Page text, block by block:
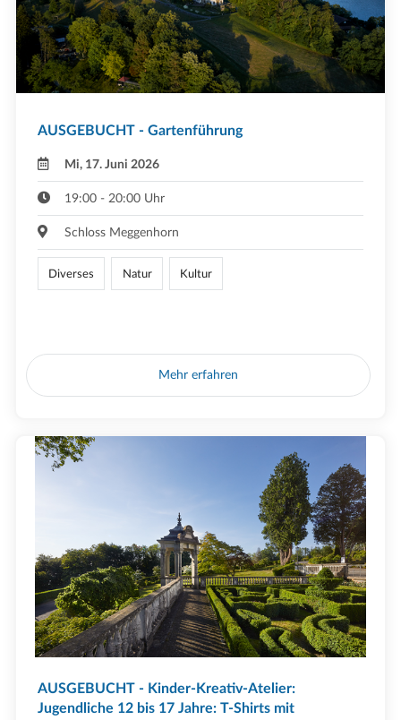
AUSGEBUCHT - Gartenführung
Mi, 17. Juni 2026
19:00 - 20:00 Uhr
Schloss Meggenhorn
Diverses Natur Kultur
Mehr erfahren
AUSGEBUCHT - Kinder-Kreativ-Atelier:
Jugendliche 12 bis 17 Jahre: T-Shirts mit